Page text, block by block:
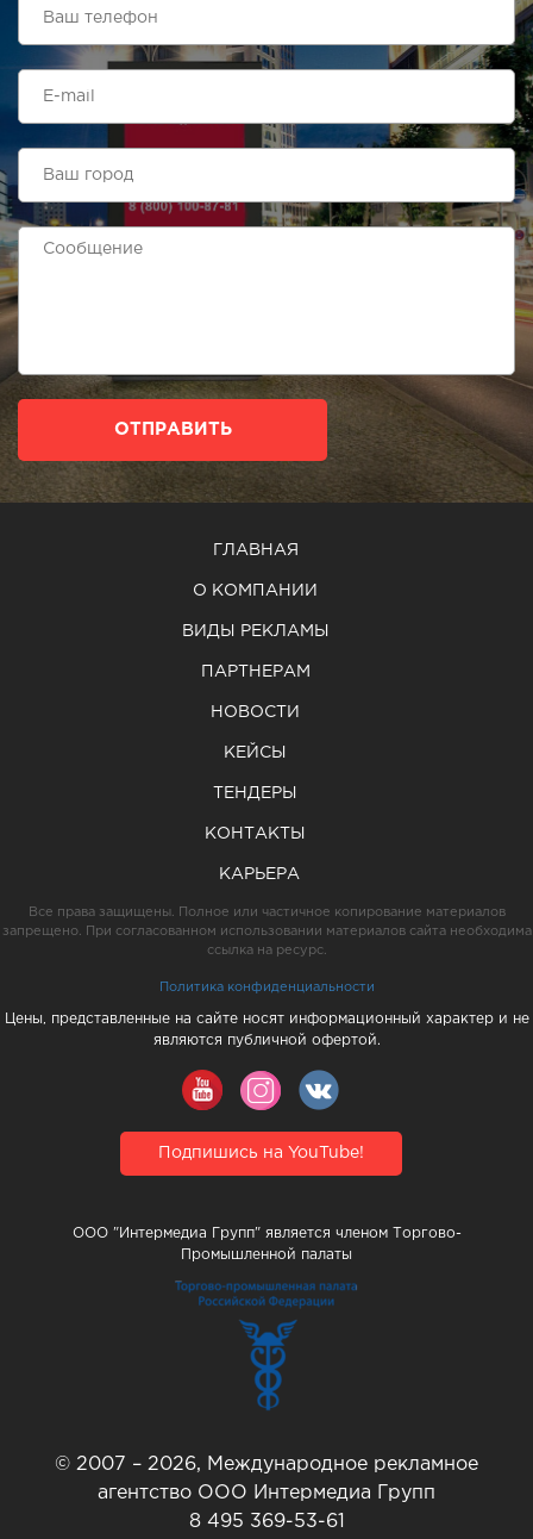
ОТПРАВИТЬ
ГЛАВНАЯ
О КОМПАНИИ
ВИДЫ РЕКЛАМЫ
ПАРТНЕРАМ
НОВОСТИ
КЕЙСЫ
ТЕНДЕРЫ
КОНТАКТЫ
КАРЬЕРА
Все права защищены. Полное или частичное копирование материалов
запрещено. При согласованном использовании материалов сайта необходима
ссылка на ресурс.
Политика конфиденциальности
Цены, представленные на сайте носят информационный характер и не
являются публичной офертой.
Подпишись на YouTube!
ООО "Интермедиа Групп" является членом Торгово-
Промышленной палаты
© 2007 – 2026, Международное рекламное
агентство ООО Интермедиа Групп
8 495 369-53-61